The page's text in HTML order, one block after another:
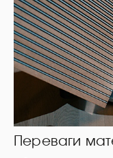
Переваги